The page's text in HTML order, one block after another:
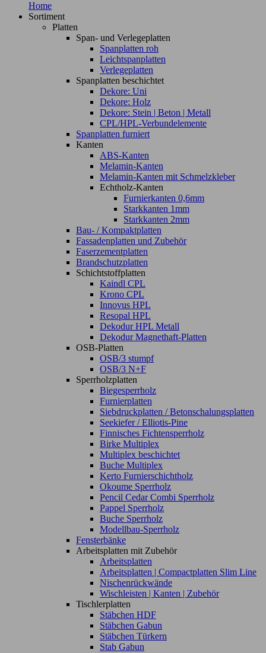
Home
Sortiment
Platten
Span- und Verlegeplatten
Spanplatten roh
Leichtspanplatten
Verlegeplatten
Spanplatten beschichtet
Dekore: Uni
Dekore: Holz
Dekore: Stein | Beton | Metall
CPL/HPL-Verbundelemente
Spanplatten furniert
Kanten
ABS-Kanten
Melamin-Kanten
Melamin-Kanten mit Schmelzkleber
Echtholz-Kanten
Furnierkanten 0,6mm
Starkkanten 1mm
Starkkanten 2mm
Bau- / Kompaktplatten
Fassadenplatten und Zubehör
Faserzementplatten
Brandschutzplatten
Schichtstoffplatten
Kaindl CPL
Krono CPL
Innovus HPL
Resopal HPL
Dekodur HPL Metall
Dekodur Magnethaft-Platten
OSB-Platten
OSB/3 stumpf
OSB/3 N+F
Sperrholzplatten
Biegesperrholz
Furnierplatten
Siebdruckplatten / Betonschalungsplatten
Seekiefer / Elliotis-Pine
Finnisches Fichtensperrholz
Birke Multiplex
Multiplex beschichtet
Buche Multiplex
Kerto Furnierschichtholz
Okoume Sperrholz
Pencil Cedar Combi Sperrholz
Pappel Sperrholz
Buche Sperrholz
Modellbau-Sperrholz
Fensterbänke
Arbeitsplatten mit Zubehör
Arbeitsplatten
Arbeitsplatten | Compactplatten Slim Line
Nischenrückwände
Wischleisten | Kanten | Zubehör
Tischlerplatten
Stäbchen HDF
Stäbchen Gabun
Stäbchen Türkern
Stab Gabun